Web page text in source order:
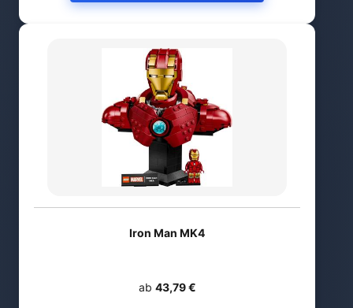
Iron Man MK4
ab 43,79 €